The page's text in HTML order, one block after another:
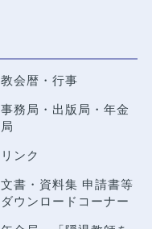
教会暦・行事
事務局・出版局・年金
局
リンク
文書・資料集 申請書等
ダウンロードコーナー